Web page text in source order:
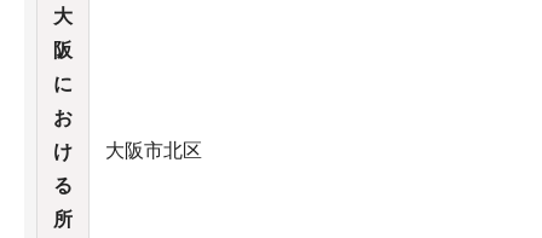
大
阪
に
お
け
る
所
大阪市北区